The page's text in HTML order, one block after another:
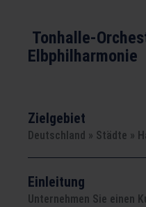
Tonhalle-
Elbphilharmonie
Zielgebiet
Deutschland » Städte »
Einleitung
Unternehmen Sie einen